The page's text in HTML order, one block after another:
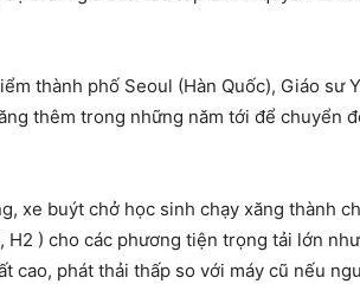
thành phố Seoul (Hàn Quốc), Giáo
thêm trong những năm tới để
xe buýt chở học sinh chạy xăng thành
H2 ) cho các phương tiện trọng tải lớn
cao, phát thải thấp so với máy cũ nếu